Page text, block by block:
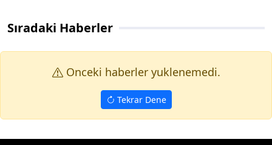
Sıradaki Haberler
Onceki haberler yuklenemedi.
Tekrar Dene